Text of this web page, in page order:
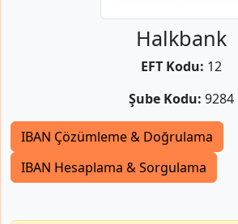
Halkbank
EFT Kodu: 12
Şube Kodu: 9284
IBAN Çözümleme & Doğrulama
IBAN Hesaplama & Sorgulama